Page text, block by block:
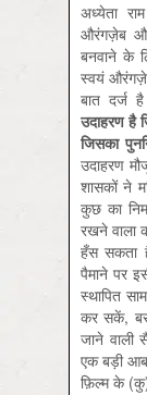
अध्येता
औरंगज़ेब
बनवाने के
स्वयं
बात दर्ज
उदाहरणहै
जिसका
उदाहरण
शासकों ने
कुछ का
रखने वाला
हँस सकता
पैमाने पर
स्थापित
कर सकें,
जाने
एक बड़ी
फ़िल्म के